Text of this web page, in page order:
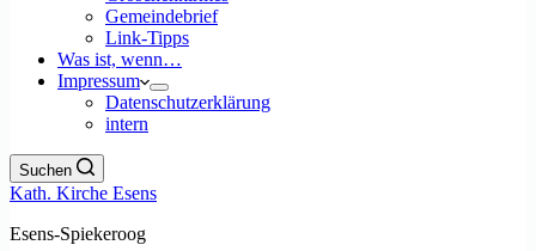
Gemeindebrief
Link-Tipps
Was ist, wenn…
Impressum
Datenschutzerklärung
intern
Suchen
Kath. Kirche Esens
Esens-Spiekeroog